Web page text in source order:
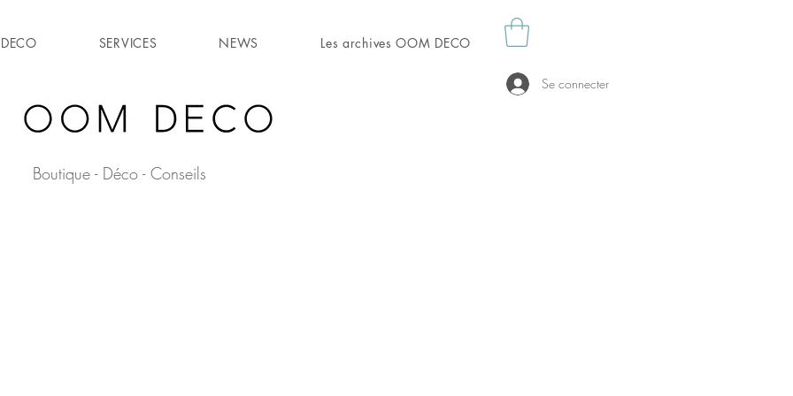
DECO SERVICES NEWS Les archives OOM DECO
Boutique - Déco - Conseils
Se connecter